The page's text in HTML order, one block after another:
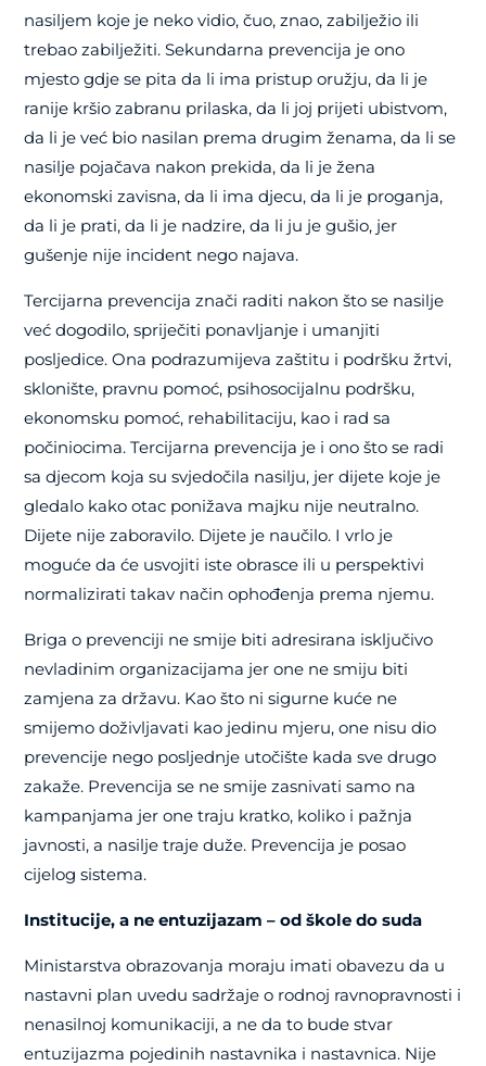
nasiljem koje je neko vidio, čuo, znao, zabilježio ili
trebao zabilježiti. Sekundarna prevencija je ono
mjesto gdje se pita da li ima pristup oružju, da li je
ranije kršio zabranu prilaska, da li joj prijeti ubistvom,
da li je već bio nasilan prema drugim ženama, da li se
nasilje pojačava nakon prekida, da li je žena
ekonomski zavisna, da li ima djecu, da li je proganja,
da li je prati, da li je nadzire, da li ju je gušio, jer
gušenje nije incident nego najava.
Tercijarna prevencija znači raditi nakon što se nasilje
već dogodilo, spriječiti ponavljanje i umanjiti
posljedice. Ona podrazumijeva zaštitu i podršku žrtvi,
sklonište, pravnu pomoć, psihosocijalnu podršku,
ekonomsku pomoć, rehabilitaciju, kao i rad sa
počiniocima. Tercijarna prevencija je i ono što se radi
sa djecom koja su svjedočila nasilju, jer dijete koje je
gledalo kako otac ponižava majku nije neutralno.
Dijete nije zaboravilo. Dijete je naučilo. I vrlo je
moguće da će usvojiti iste obrasce ili u perspektivi
normalizirati takav način ophođenja prema njemu.
Briga o prevenciji ne smije biti adresirana isključivo
nevladinim organizacijama jer one ne smiju biti
zamjena za državu. Kao što ni sigurne kuće ne
smijemo doživljavati kao jedinu mjeru, one nisu dio
prevencije nego posljednje utočište kada sve drugo
zakaže. Prevencija se ne smije zasnivati samo na
kampanjama jer one traju kratko, koliko i pažnja
javnosti, a nasilje traje duže. Prevencija je posao
cijelog sistema.
Institucije, a ne entuzijazam – od škole do suda
Ministarstva obrazovanja moraju imati obavezu da u
nastavni plan uvedu sadržaje o rodnoj ravnopravnosti i
nenasilnoj komunikaciji, a ne da to bude stvar
entuzijazma pojedinih nastavnika i nastavnica. Nije